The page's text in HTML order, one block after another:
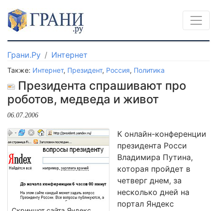
Грани.Ру Интернет
Также: Интернет, Президент, Россия, Политика
Президента спрашивают про
роботов, медведа и живот
06.07.2006
К онлайн-конференции
президента Росси
Владимира Путина,
которая пройдет в
четверг днем, за
несколько дней на
портал Яндекс